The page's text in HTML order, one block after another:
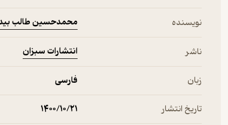
نویسنده محمدحسین طالب
ناشر انتشارات سبزان
زبان فارسی
تاریخ انتشار ۱۴۰۰/۱۰/۲۱